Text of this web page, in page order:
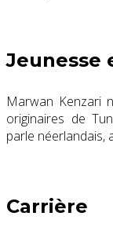
Jeunesse
Marwan Kenzari
originaires de
parle néerlandais,
Carrière